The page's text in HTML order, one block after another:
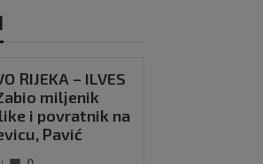
RIJEKA – ILVES
miljenik
i povratnik na
Pavić